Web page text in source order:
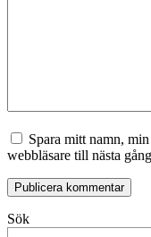
Spara mitt namn,
webbläsare till nästa
Sök